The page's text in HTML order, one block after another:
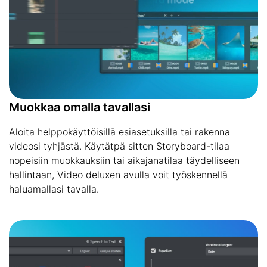
Muokkaa omalla tavallasi
Aloita helppokäyttöisillä esiasetuksilla tai rakenna
videosi tyhjästä. Käytätpä sitten Storyboard-tilaa
nopeisiin muokkauksiin tai aikajanatilaa täydelliseen
hallintaan, Video deluxen avulla voit työskennellä
haluamallasi tavalla.